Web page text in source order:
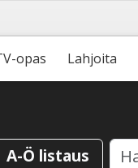
opas Lahjoita
A-Ö listaus